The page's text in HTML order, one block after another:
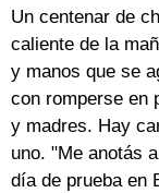
Un centenar de
caliente de la
y manos que se
con romperse en
y madres. Hay
uno. "Me anotás
día de prueba en